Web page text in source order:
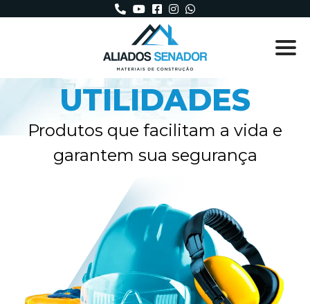
UTILIDADES
Produtos que facilitam a vida e
garantem sua segurança